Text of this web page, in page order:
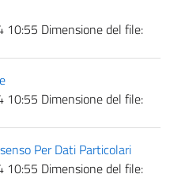
10:55 Dimensione del file:
10:55 Dimensione del file:
Per Dati Particolari
10:55 Dimensione del file: